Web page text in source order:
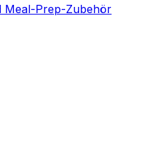
Meal-Prep-Zubehör